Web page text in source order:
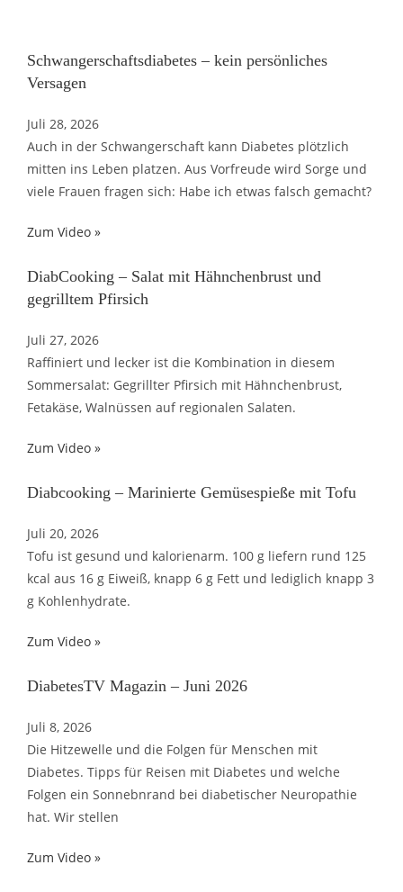
Schwangerschaftsdiabetes – kein persönliches
Versagen
Juli 28, 2026
Auch in der Schwangerschaft kann Diabetes plötzlich
mitten ins Leben platzen. Aus Vorfreude wird Sorge und
viele Frauen fragen sich: Habe ich etwas falsch gemacht?
Zum Video »
DiabCooking – Salat mit Hähnchenbrust und
gegrilltem Pfirsich
Juli 27, 2026
Raffiniert und lecker ist die Kombination in diesem
Sommersalat: Gegrillter Pfirsich mit Hähnchenbrust,
Fetakäse, Walnüssen auf regionalen Salaten.
Zum Video »
Diabcooking – Marinierte Gemüsespieße mit Tofu
Juli 20, 2026
Tofu ist gesund und kalorienarm. 100 g liefern rund 125
kcal aus 16 g Eiweiß, knapp 6 g Fett und lediglich knapp 3
g Kohlenhydrate.
Zum Video »
DiabetesTV Magazin – Juni 2026
Juli 8, 2026
Die Hitzewelle und die Folgen für Menschen mit
Diabetes. Tipps für Reisen mit Diabetes und welche
Folgen ein Sonnebnrand bei diabetischer Neuropathie
hat. Wir stellen
Zum Video »